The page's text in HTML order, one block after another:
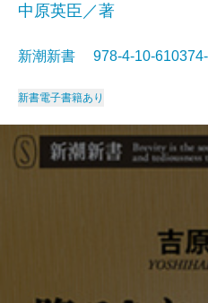
中原英臣／著
新潮新書 978-4-10-
新書電子書籍あり